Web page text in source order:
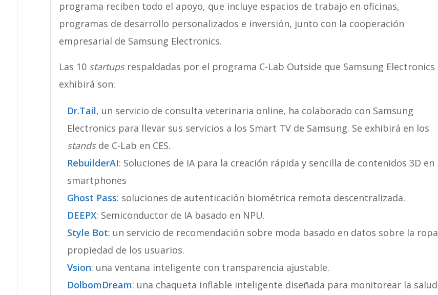
programa reciben todo el apoyo, que incluye espacios de trabajo en oficinas,
programas de desarrollo personalizados e inversión, junto con la cooperación
empresarial de Samsung Electronics.
Las 10 startupsrespaldadas por el programa C-Lab Outside que Samsung Electronics
exhibirá son:
Dr.Tail, un servicio de consulta veterinaria online, ha colaborado con Samsung
Electronics para llevar sus servicios a los Smart TV de Samsung. Se exhibirá en los
standsde C-Lab en CES.
RebuilderAI: Soluciones de IA para la creación rápida y sencilla de contenidos 3D en
smartphones
Ghost Pass: soluciones de autenticación biométrica remota descentralizada.
DEEPX: Semiconductor de IA basado en NPU.
Style Bot: un servicio de recomendación sobre moda basado en datos sobre la ropa
propiedad de los usuarios.
Vsion: una ventana inteligente con transparencia ajustable.
DolbomDream: una chaqueta inflable inteligente diseñada para monitorear la salud